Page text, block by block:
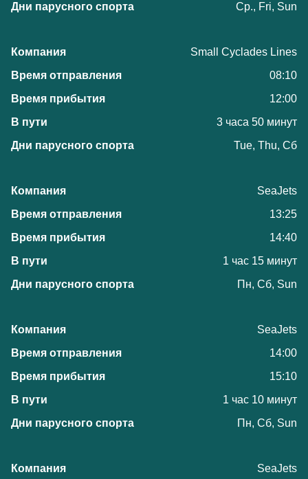
Ср., Fri, Sun
Small Cyclades Lines
08:10
12:00
3 часа 50 минут
Tue, Thu, Сб
SeaJets
13:25
14:40
1 час 15 минут
Пн, Сб, Sun
SeaJets
14:00
15:10
1 час 10 минут
Пн, Сб, Sun
SeaJets